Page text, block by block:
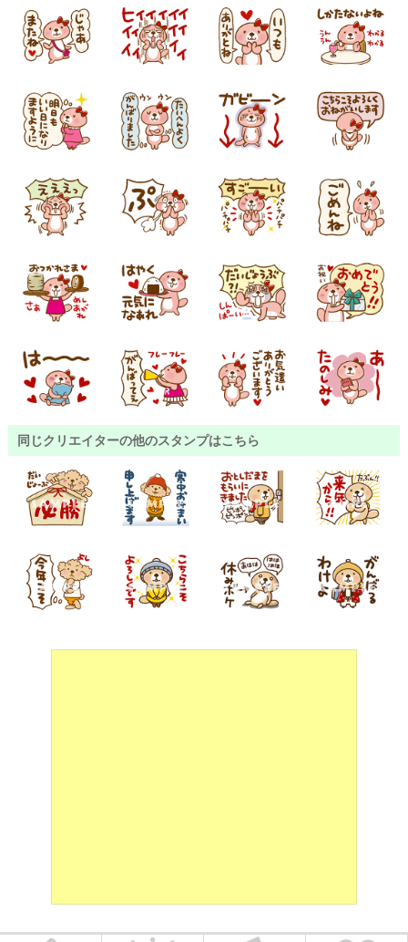
同じクリエイターの他のスタンプはこちら